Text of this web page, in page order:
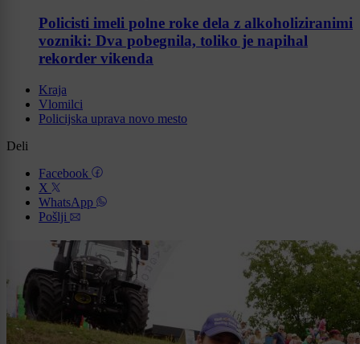
Policisti imeli polne roke dela z alkoholiziranimi
vozniki: Dva pobegnila, toliko je napihal
rekorder vikenda
Kraja
Vlomilci
Policijska uprava novo mesto
Deli
Facebook
X
WhatsApp
Pošlji